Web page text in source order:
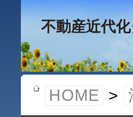
不動産近代
HOME >